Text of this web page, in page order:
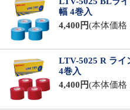
幅 4巻入
4,400円(本体価格
LTV-5025 R ライ
4巻入
4,400円(本体価格